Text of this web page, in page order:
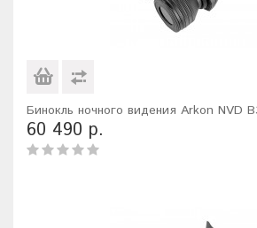
Бинокль ночного видения Arkon NVD
60 490 р.